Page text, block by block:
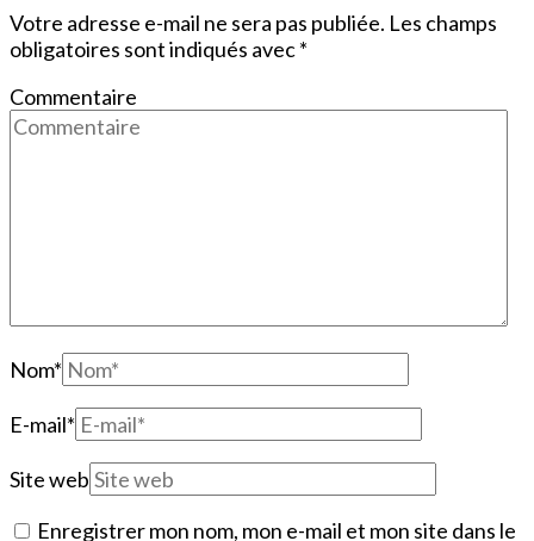
Votre adresse e-mail ne sera pas publiée. Les champs
obligatoires sont indiqués avec*
Commentaire
Nom*
E-mail*
Site web
Enregistrer mon nom, mon e-mail et mon site dans le